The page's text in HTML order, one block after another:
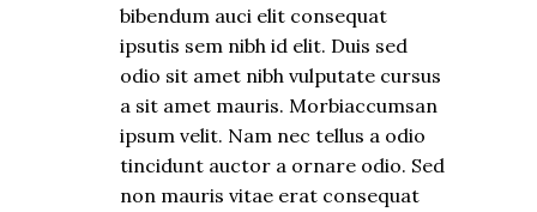
bibendum auci elit consequat
ipsutis sem nibh id elit. Duis sed
odio sit amet nibh vulputate cursus
a sit amet mauris. Morbiaccumsan
ipsum velit. Nam nec tellus a odio
tincidunt auctor a ornare odio. Sed
non mauris vitae erat consequat